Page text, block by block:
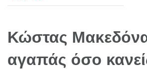
Κώστας
αγαπάς όσο